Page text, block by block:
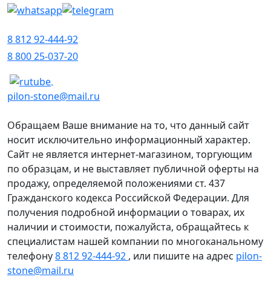
8 812 92-444-92
8 800 25-037-20
pilon-stone@mail.ru
Обращаем Ваше внимание на то, что данный сайт
носит исключительно информационный характер.
Сайт не является интернет-магазином, торгующим
по образцам, и не выставляет публичной оферты на
продажу, определяемой положениями ст. 437
Гражданского кодекса Российской Федерации. Для
получения подробной информации о товарах, их
наличии и стоимости, пожалуйста, обращайтесь к
специалистам нашей компании по многоканальному
телефону8 812 92-444-92 , или пишите на адрес pilon-
stone@mail.ru